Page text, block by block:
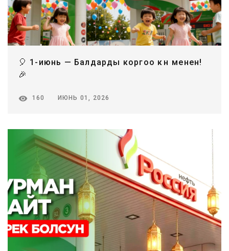
🎈 1-июнь — Балдарды коргоо күнү менен!
🎉
160 ИЮНЬ 01, 2026